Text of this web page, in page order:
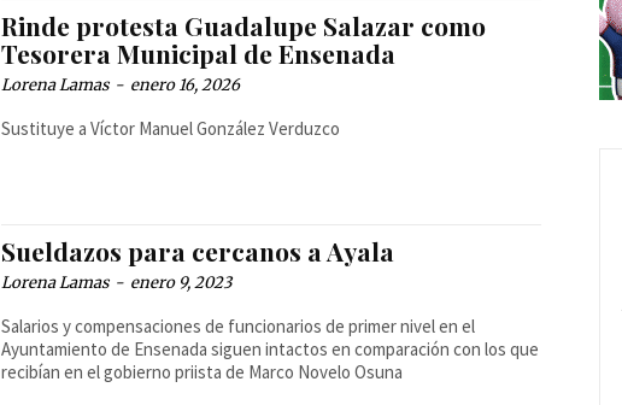
Rinde protesta Guadalupe Salazar como
Tesorera Municipal de Ensenada
Lorena Lamas - enero 16, 2026
Sustituye a Víctor Manuel González Verduzco
Sueldazos para cercanos a Ayala
Lorena Lamas - enero 9, 2023
Salarios y compensaciones de funcionarios de primer nivel en el
Ayuntamiento de Ensenada siguen intactos en comparación con los que
recibían en el gobierno priista de Marco Novelo Osuna